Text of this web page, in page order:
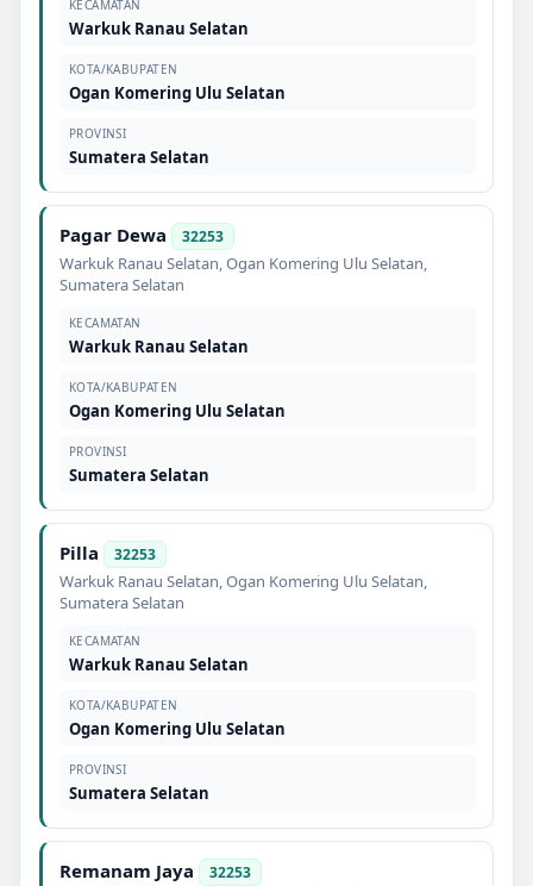
KECAMATAN
Warkuk Ranau Selatan
KOTA/KABUPATEN
Ogan Komering Ulu Selatan
PROVINSI
Sumatera Selatan
Pagar Dewa 32253
Warkuk Ranau Selatan,Ogan Komering Ulu Selatan,
Sumatera Selatan
KECAMATAN
Warkuk Ranau Selatan
KOTA/KABUPATEN
Ogan Komering Ulu Selatan
PROVINSI
Sumatera Selatan
Pilla 32253
Warkuk Ranau Selatan,Ogan Komering Ulu Selatan,
Sumatera Selatan
KECAMATAN
Warkuk Ranau Selatan
KOTA/KABUPATEN
Ogan Komering Ulu Selatan
PROVINSI
Sumatera Selatan
Remanam Jaya 32253